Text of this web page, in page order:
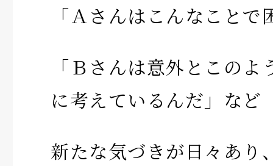
「Ａさんはこんなこと
「Ｂさんは意外とこの
に考えているんだ」など
新たな気づきが日々あり